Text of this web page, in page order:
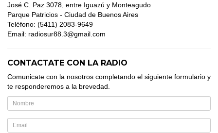
José C. Paz 3078, entre Iguazú y Monteagudo
Parque Patricios - Ciudad de Buenos Aires
Teléfono: (5411) 2083-9649
Email: radiosur88.3@gmail.com
CONTACTATE CON LA RADIO
Comunicate con la nosotros completando el siguiente formulario y
te responderemos a la brevedad.